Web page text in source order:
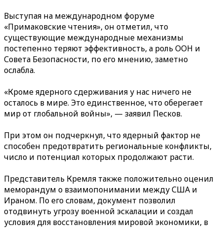
Выступая на международном форуме
«Примаковские чтения», он отметил, что
существующие международные механизмы
постепенно теряют эффективность, а роль ООН и
Совета Безопасности, по его мнению, заметно
ослабла.
«Кроме ядерного сдерживания у нас ничего не
осталось в мире. Это единственное, что оберегает
мир от глобальной войны», — заявил Песков.
При этом он подчеркнул, что ядерный фактор не
способен предотвратить региональные конфликты,
число и потенциал которых продолжают расти.
Представитель Кремля также положительно оценил
меморандум о взаимопонимании между США и
Ираном. По его словам, документ позволил
отодвинуть угрозу военной эскалации и создал
условия для восстановления мировой экономики, в